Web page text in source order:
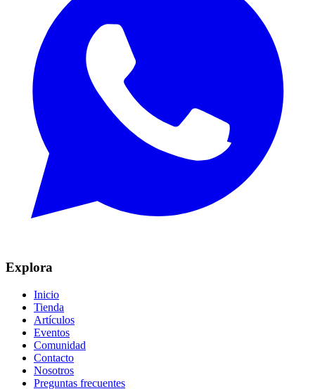
Explora
Inicio
Tienda
Artículos
Eventos
Comunidad
Contacto
Nosotros
Preguntas frecuentes